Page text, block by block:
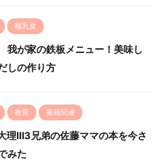
離乳食
が家の鉄板メニュー！美味し
しの作り方
教育 書籍関連
理Ⅲ3兄弟の佐藤ママの本を今さ
みた